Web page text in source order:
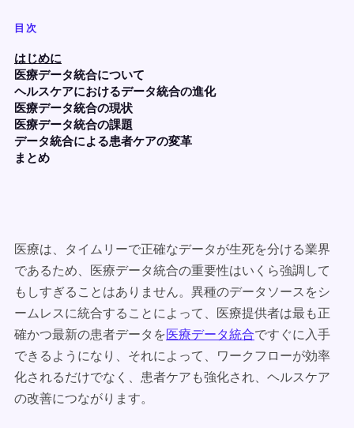
目次
はじめに
医療データ統合について
ヘルスケアにおけるデータ統合の進化
医療データ統合の現状
医療データ統合の課題
データ統合による患者ケアの変革
まとめ
医療は、タイムリーで正確なデータが生死を分ける業界
であるため、医療データ統合の重要性はいくら強調して
もしすぎることはありません。異種のデータソースをシ
ームレスに統合することによって、医療提供者は最も正
確かつ最新の患者データを医療データ統合ですぐに入手
できるようになり、それによって、ワークフローが効率
化されるだけでなく、患者ケアも強化され、ヘルスケア
の改善につながります。